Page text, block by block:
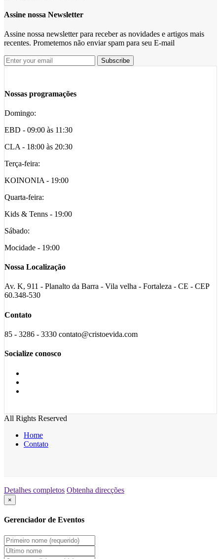
Assine nossa Newsletter
Assine nossa newsletter para receber as novidades e artigos mais
recentes. Prometemos não enviar spam para seu E-mail
Nossas programações
Domingo:
EBD - 09:00 às 11:30
CLA - 18:00 às 20:30
Terça-feira:
KOINONIA - 19:00
Quarta-feira:
Kids & Tenns - 19:00
Sábado:
Mocidade - 19:00
Nossa Localização
Av. K, 911 - Planalto da Barra - Vila velha - Fortaleza - CE - CEP
60.348-530
Contato
85 - 3286 - 3330 contato@cristoevida.com
Socialize conosco
All Rights Reserved
Home
Contato
Detalhes completos Obtenha direcções
×
Gerenciador de Eventos